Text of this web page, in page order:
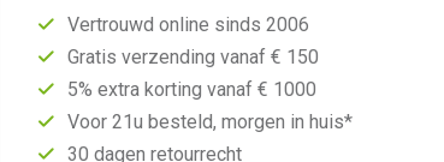
Vertrouwd online sinds 2006
Gratis verzending vanaf € 150
5% extra korting vanaf € 1000
Voor 21u besteld, morgen in huis*
30 dagen retourrecht